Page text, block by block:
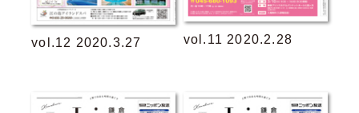
vol.12 2020.3.27 vol.11 2020.2.28